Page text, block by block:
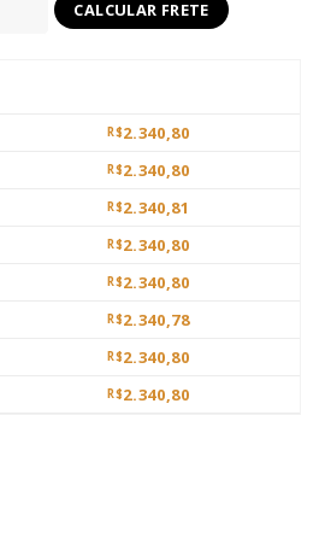
R$2.340,80
R$2.340,80
R$2.340,81
R$2.340,80
R$2.340,80
R$2.340,78
R$2.340,80
R$2.340,80